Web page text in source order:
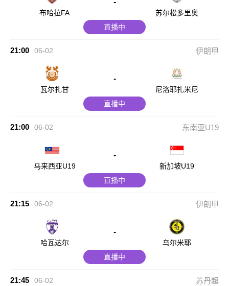
布哈拉FA
-
苏尔松多里奥
直播中
21:00 06-02 伊朗甲
瓦尔扎甘
-
尼洛耶扎米尼
直播中
21:00 06-02 东南亚U19
马来西亚U19
-
新加坡U19
直播中
21:15 06-02 伊朗甲
哈瓦达尔
-
乌尔米耶
直播中
21:45 06-02 苏丹超